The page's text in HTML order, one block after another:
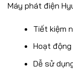
Máy phát điện
Tiết kiệm
Hoạt
Dễ sử